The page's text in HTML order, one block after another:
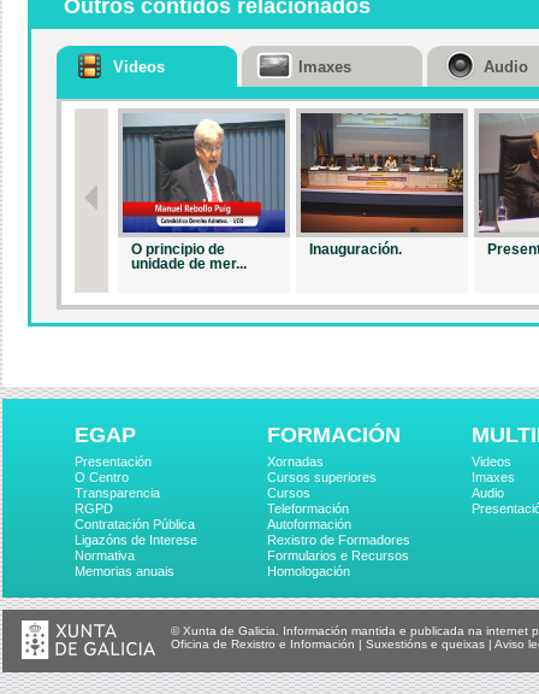
Outros contidos relacionados
Videos
O principio de
unidade de mer...
Inauguración.
Imaxes Audio
EGAP
Presentación
O Centro
Transparencia
RGPD
Contratación Pública
Ligazóns de Interese
Normativa
Memorias anuais
FORMACIÓN
Xornadas
Cursos superiores
Cursos
Teleformación
Autoformación
Rexistro de Formadores
Formularios e Recursos
Homologación
Videos
Imaxes
Audio
© Xunta de Galicia. Información mantida e publicada na internet
Oficina de Rexistro e Información | Suxestións e queixas | Aviso